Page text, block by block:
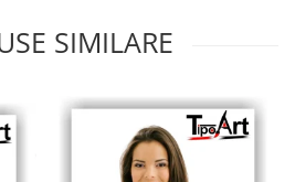
SIMILARE